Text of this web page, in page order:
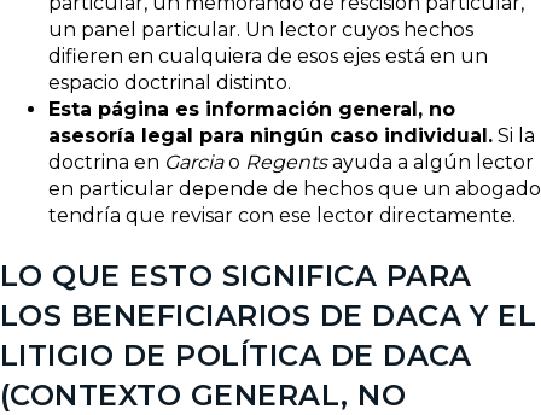
un panel particular. Un lector cuyos hechos
difieren en cualquiera de esos ejes está en un
espacio doctrinal distinto.
Esta página es información general, no
asesoría legal para ningún caso individual. Si la
doctrina en Garciao Regentsayuda a algún lector
en particular depende de hechos que un abogado
tendría que revisar con ese lector directamente.
LO QUE ESTO SIGNIFICA PARA
LOS BENEFICIARIOS DE DACA Y EL
LITIGIO DE POLÍTICA DE DACA
(CONTEXTO GENERAL, NO